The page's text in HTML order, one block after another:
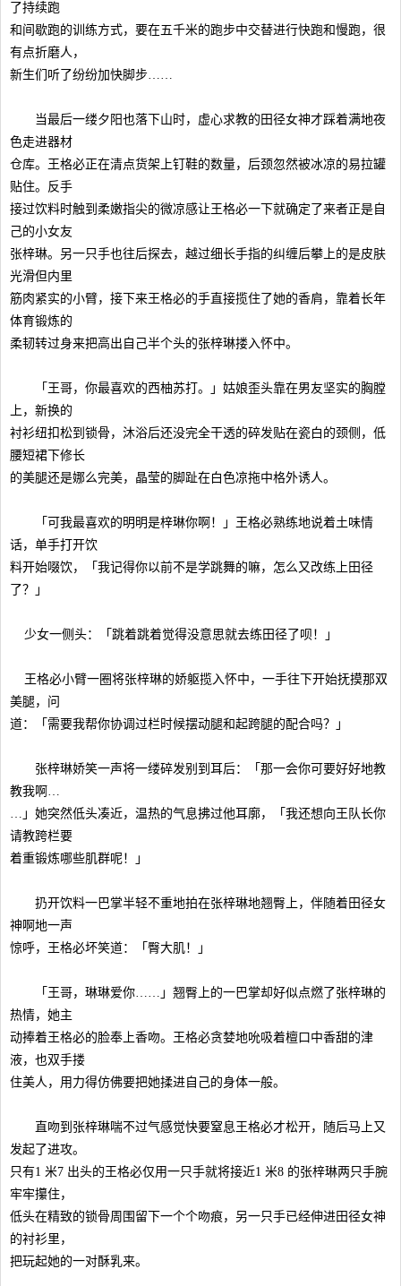
了持续跑
和间歇跑的训练方式，要在五千米的跑步中交替进行快跑和慢跑，很
有点折磨人，
新生们听了纷纷加快脚步……
当最后一缕夕阳也落下山时，虚心求教的田径女神才踩着满地夜
色走进器材
仓库。王格必正在清点货架上钉鞋的数量，后颈忽然被冰凉的易拉罐
贴住。反手
接过饮料时触到柔嫩指尖的微凉感让王格必一下就确定了来者正是自
己的小女友
张梓琳。另一只手也往后探去，越过细长手指的纠缠后攀上的是皮肤
光滑但内里
筋肉紧实的小臂，接下来王格必的手直接揽住了她的香肩，靠着长年
体育锻炼的
柔韧转过身来把高出自己半个头的张梓琳搂入怀中。
「王哥，你最喜欢的西柚苏打。」姑娘歪头靠在男友坚实的胸膛
上，新换的
衬衫纽扣松到锁骨，沐浴后还没完全干透的碎发贴在瓷白的颈侧，低
腰短裙下修长
的美腿还是娜么完美，晶莹的脚趾在白色凉拖中格外诱人。
「可我最喜欢的明明是梓琳你啊！」王格必熟练地说着土味情
话，单手打开饮
料开始啜饮，「我记得你以前不是学跳舞的嘛，怎么又改练上田径
了？」
少女一侧头：「跳着跳着觉得没意思就去练田径了呗！」
王格必小臂一圈将张梓琳的娇躯揽入怀中，一手往下开始抚摸那双
美腿，问
道：「需要我帮你协调过栏时候摆动腿和起跨腿的配合吗？」
张梓琳娇笑一声将一缕碎发别到耳后：「那一会你可要好好地教
教我啊…
…」她突然低头凑近，温热的气息拂过他耳廓，「我还想向王队长你
请教跨栏要
着重锻炼哪些肌群呢！」
扔开饮料一巴掌半轻不重地拍在张梓琳地翘臀上，伴随着田径女
神啊地一声
惊呼，王格必坏笑道：「臀大肌！」
「王哥，琳琳爱你……」翘臀上的一巴掌却好似点燃了张梓琳的
热情，她主
动捧着王格必的脸奉上香吻。王格必贪婪地吮吸着檀口中香甜的津
液，也双手搂
住美人，用力得仿佛要把她揉进自己的身体一般。
直吻到张梓琳喘不过气感觉快要窒息王格必才松开，随后马上又
发起了进攻。
只有1 米7 出头的王格必仅用一只手就将接近1 米8 的张梓琳两只手腕
牢牢攥住，
低头在精致的锁骨周围留下一个个吻痕，另一只手已经伸进田径女神
的衬衫里，
把玩起她的一对酥乳来。